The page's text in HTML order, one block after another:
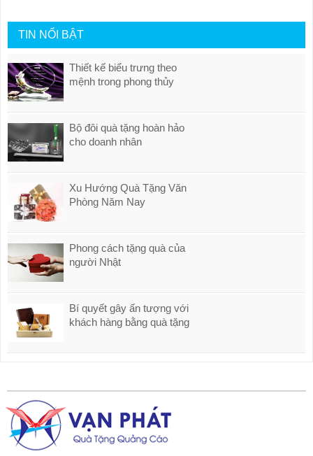
TIN NỔI BẬT
Thiết kế biểu trưng theo
mệnh trong phong thủy
Bộ đôi quà tặng hoàn hảo
cho doanh nhân
Xu Hướng Quà Tặng Văn
Phòng Năm Nay
Phong cách tặng quà của
người Nhật
Bí quyết gây ấn tượng với
khách hàng bằng quà tặng